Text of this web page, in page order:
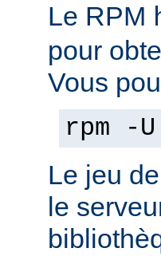
Le RPM
pour
Vous
rpm -
Le jeu
le